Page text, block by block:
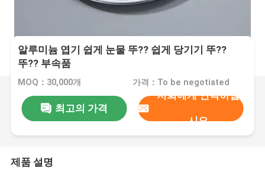
알루미늄 엽기 쉽게 눈물 뚜?? 쉽게 당기기 뚜??
뚜?? 부속품
MOQ：30,000개 가격：To be negotiated
최고의 가격
저희에게 연락하십
시오
제품 설명